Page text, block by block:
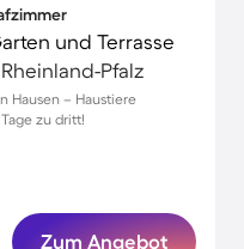
und Terrasse
Pfalz
Hausen – Haustiere
zu dritt!
Zum Angebot